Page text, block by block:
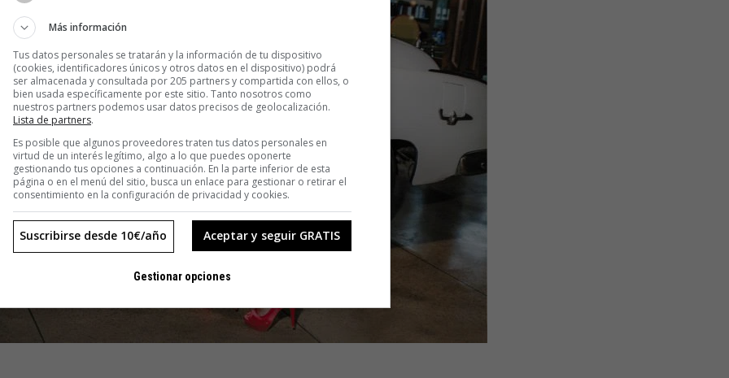
Más información
Tus datos personales se tratarán y la información de tu dispositivo
(cookies, identificadores únicos y otros datos en el dispositivo) podrá
ser almacenada y consultada por 205 partners y compartida con ellos, o
bien usada específicamente por este sitio. Tanto nosotros como
nuestros partners podemos usar datos precisos de geolocalización.
Lista de partners.
Es posible que algunos proveedores traten tus datos personales en
virtud de un interés legítimo, algo a lo que puedes oponerte
gestionando tus opciones a continuación. En la parte inferior de esta
página o en el menú del sitio, busca un enlace para gestionar o retirar el
consentimiento en la configuración de privacidad y cookies.
Aceptar y seguir GRATIS
Suscribirse desde 10€/año
Gestionar opciones